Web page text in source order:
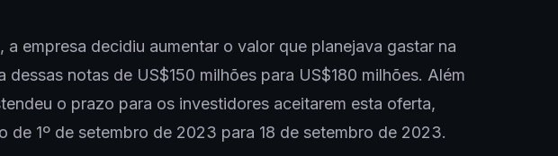
a empresa decidiu aumentar o valor que planejava gastar na
dessas notas de US$150 milhões para US$180 milhões. Além
o prazo para os investidores aceitarem esta oferta,
de 1º de setembro de 2023 para 18 de setembro de 2023.